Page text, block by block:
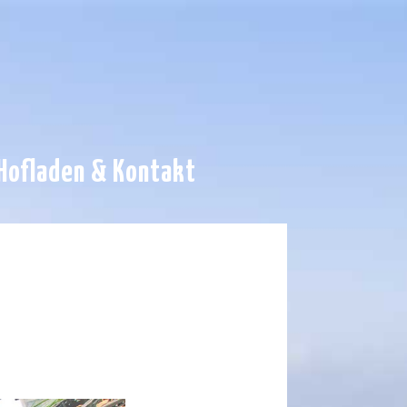
Hofladen & Kontakt